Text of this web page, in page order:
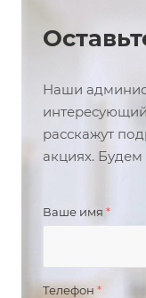
Наши
расскажут
акциях. Будем
Ваше имя *
Телефон *